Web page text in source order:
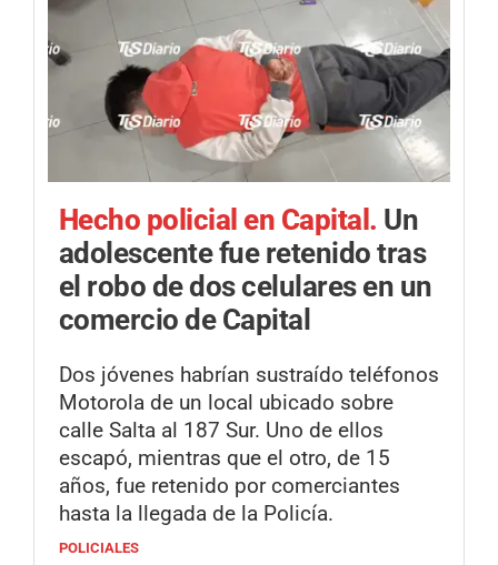
Hecho policial en Capital. Un
adolescente fue retenido tras
el robo de dos celulares en un
comercio de Capital
Dos jóvenes habrían sustraído teléfonos
Motorola de un local ubicado sobre
calle Salta al 187 Sur. Uno de ellos
escapó, mientras que el otro, de 15
años, fue retenido por comerciantes
hasta la llegada de la Policía.
POLICIALES